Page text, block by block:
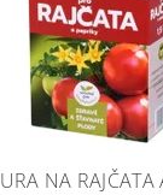
NA RAJČATA